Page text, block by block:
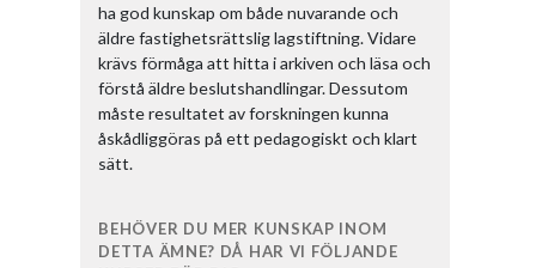
ha god kunskap om både nuvarande och
äldre fastighetsrättslig lagstiftning. Vidare
krävs förmåga att hitta i arkiven och läsa och
förstå äldre beslutshandlingar. Dessutom
måste resultatet av forskningen kunna
åskådliggöras på ett pedagogiskt och klart
sätt.
BEHÖVER DU MER KUNSKAP INOM
DETTA ÄMNE? DÅ HAR VI FÖLJANDE